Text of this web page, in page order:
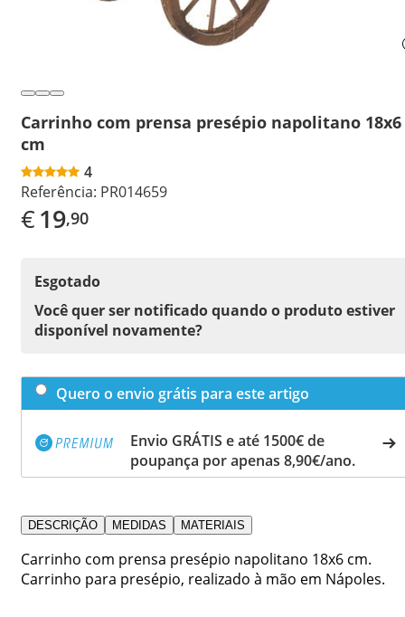
Carrinho com prensa presépio napolitano 18x6
cm
4
Referência: PR014659
€19,90
Esgotado
Você quer ser notificado quando o produto estiver
disponível novamente?
Quero o envio grátis para este artigo
Envio GRÁTIS e até 1500€ de
poupança por apenas 8,90€/ano.
DESCRIÇÃO MEDIDAS MATERIAIS
Carrinho com prensa presépio napolitano 18x6 cm.
Carrinho para presépio, realizado à mão em Nápoles.